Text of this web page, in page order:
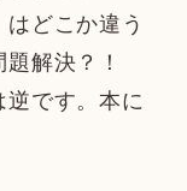
はどこか違う
題解決？！
です。本に